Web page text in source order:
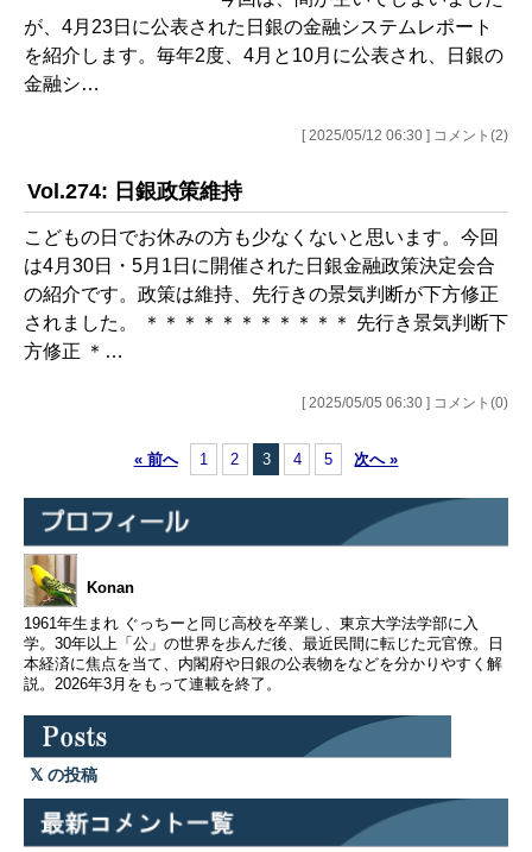
が、4月23日に公表された日銀の金融システムレポート
を紹介します。毎年2度、4月と10月に公表され、日銀の
金融シ…
[ 2025/05/12 06:30 ] コメント(2)
Vol.274: 日銀政策維持
こどもの日でお休みの方も少なくないと思います。今回
は4月30日・5月1日に開催された日銀金融政策決定会合
の紹介です。政策は維持、先行きの景気判断が下方修正
されました。 ＊＊＊＊＊＊＊＊＊＊＊ 先行き景気判断下
方修正 ＊…
[ 2025/05/05 06:30 ] コメント(0)
« 前へ 1 2 3 4 5 次へ »
Konan
1961年生まれ ぐっちーと同じ高校を卒業し、東京大学法学部に入
学。30年以上「公」の世界を歩んだ後、最近民間に転じた元官僚。日
本経済に焦点を当て、内閣府や日銀の公表物をなどを分かりやすく解
説。2026年3月をもって連載を終了。
の投稿